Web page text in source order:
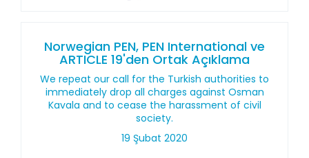
Norwegian PEN, PEN International ve
ARTICLE 19'den Ortak Açıklama
We repeat our call for the Turkish authorities to
immediately drop all charges against Osman
Kavala and to cease the harassment of civil
society.
19 Şubat 2020